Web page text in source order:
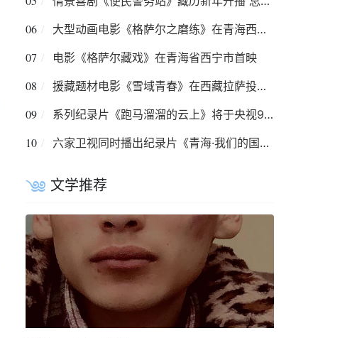
06 大型动画电影《格萨尔之磨练》在青海西宁首映
07 电影《格萨尔藏戏》在青海省西宁市首映
08 援藏题材电影《雪域青春》在西藏拉萨投入拍摄
09 系列纪录片《跑马溜溜的云上》将于央视9频道首播
10 六家卫视同时播出纪录片《青海·我们的国家公园》
文学推荐